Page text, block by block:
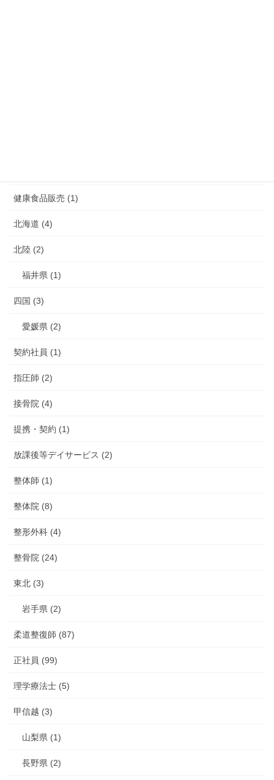
健康食品販売 (1)
北海道 (4)
北陸 (2)
福井県 (1)
四国 (3)
愛媛県 (2)
契約社員 (1)
指圧師 (2)
接骨院 (4)
提携・契約 (1)
放課後等デイサービス (2)
整体師 (1)
整体院 (8)
整形外科 (4)
整骨院 (24)
東北 (3)
岩手県 (2)
柔道整復師 (87)
正社員 (99)
理学療法士 (5)
甲信越 (3)
山梨県 (1)
長野県 (2)